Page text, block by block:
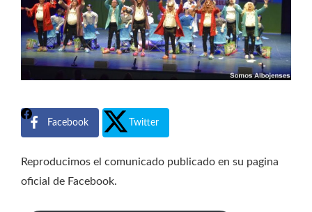
Facebook Twitter
Reproducimos el comunicado publicado en su pagina
oficial de Facebook.